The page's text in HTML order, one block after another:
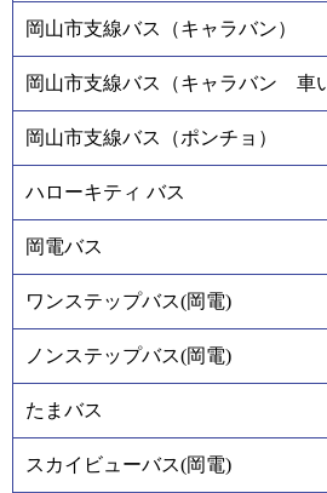
岡山市支線バス（キャラバン）
岡山市支線バス（キャラバン 車
岡山市支線バス（ポンチョ）
ハローキティ バス
岡電バス
ワンステップバス(岡電)
ノンステップバス(岡電)
たまバス
スカイビューバス(岡電)